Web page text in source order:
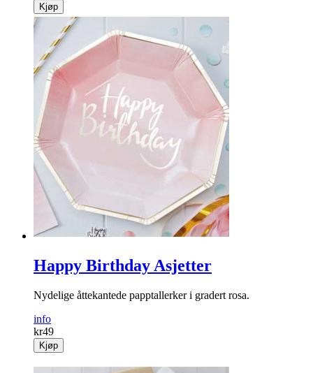
Kjøp
Happy Birthday Asjetter
Nydelige åttekantede papptallerker i gradert rosa.
info
kr49
Kjøp